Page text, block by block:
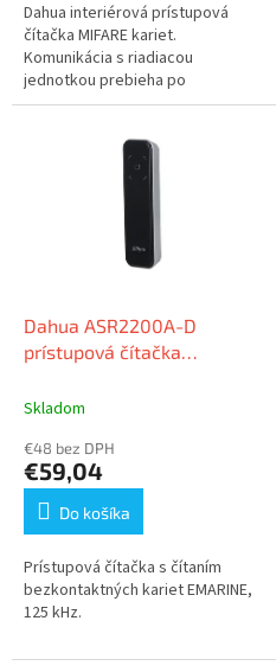
Dahua interiérová prístupová
čítačka MIFARE kariet.
Komunikácia s riadiacou
jednotkou prebieha po
dvojvodiči cez protokol RS485.
LED signalizácia.
Dahua ASR2200A-D
prístupová čítačka
Skladom
€48 bez DPH
€59,04
Do košíka
Prístupová čítačka s čítaním
bezkontaktných kariet EMARINE,
125 kHz.